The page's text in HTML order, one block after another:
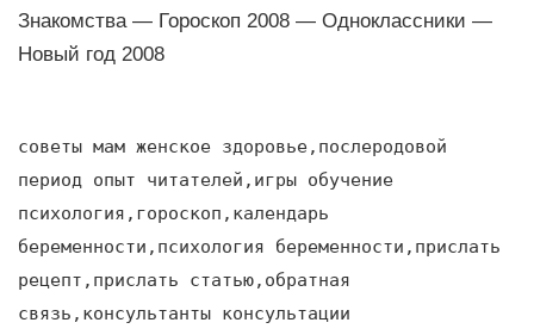
Знакомства — Гороскоп 2008 — Одноклассники —
Новый год 2008
советы мам женское здоровье,послеродовой
период опыт читателей,игры обучение
психология,гороскоп,календарь
беременности,психология беременности,прислать
рецепт,прислать статью,обратная
связь,консультанты консультации